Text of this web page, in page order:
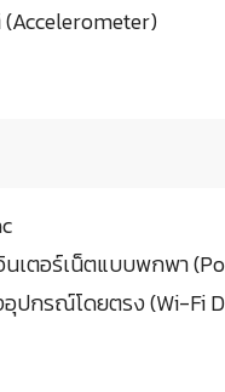
ตอร์เน็ตแบบพกพา
อุปกรณ์โดยตรง (Wi-Fi